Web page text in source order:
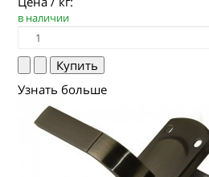
в наличии
Узнать больше